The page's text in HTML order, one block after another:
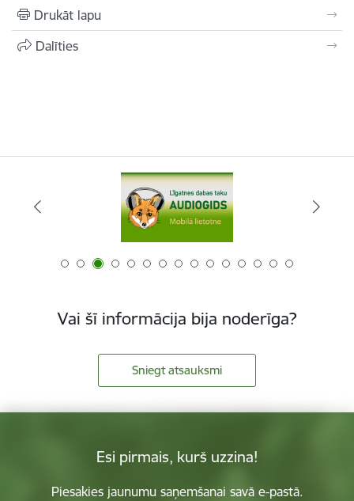
Drukāt lapu
Dalīties
Vai šī informācija bija noderīga?
Sniegt atsauksmi
Esi pirmais, kurš uzzina!
Piesakies jaunumu saņemšanai savā e-pastā.